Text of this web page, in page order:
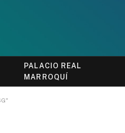
PALACIO REAL
MARROQUÍ